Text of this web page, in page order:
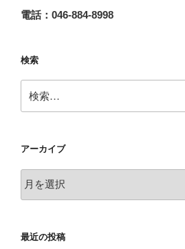
電話：046-884-8998
検索
索:
アーカイブ
ー
ブ
最近の投稿